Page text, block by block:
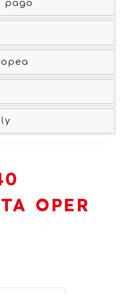
pago
OPER